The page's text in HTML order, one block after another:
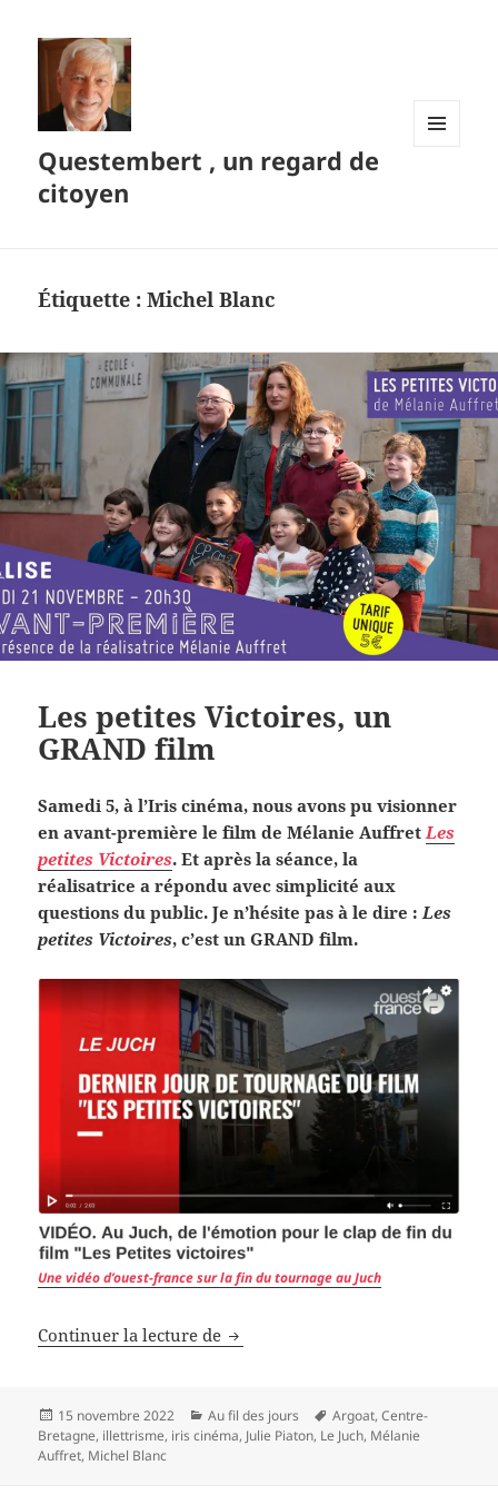
Questembert , un regard de
citoyen
Étiquette :Michel Blanc
Les petites Victoires, un
GRAND film
Samedi 5, à l’Iris cinéma, nous avons pu visionner
en avant-première le film de Mélanie Auffret Les
petites Victoires. Et après la séance, la
réalisatrice a répondu avec simplicité aux
questions du public. Je n’hésite pas à le dire : Les
petites Victoires, c’est un GRAND film.
Une vidéo d’ouest-france sur la fin du tournage au Juch
Continuer la lecture de Les petites Victoires, un GRAND
Publié
le
15 novembre 2022 Catégories
Au fil des jours
Mots-
clés
Argoat,Centre-
Bretagne, illettrisme, iris cinéma, Julie Piaton, Le Juch, Mélanie
Auffret, Michel Blanc